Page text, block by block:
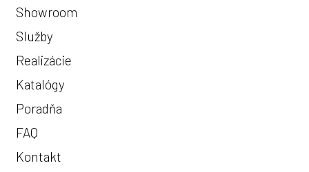
Showroom
Služby
Realizácie
Katalógy
Poradňa
FAQ
Kontakt